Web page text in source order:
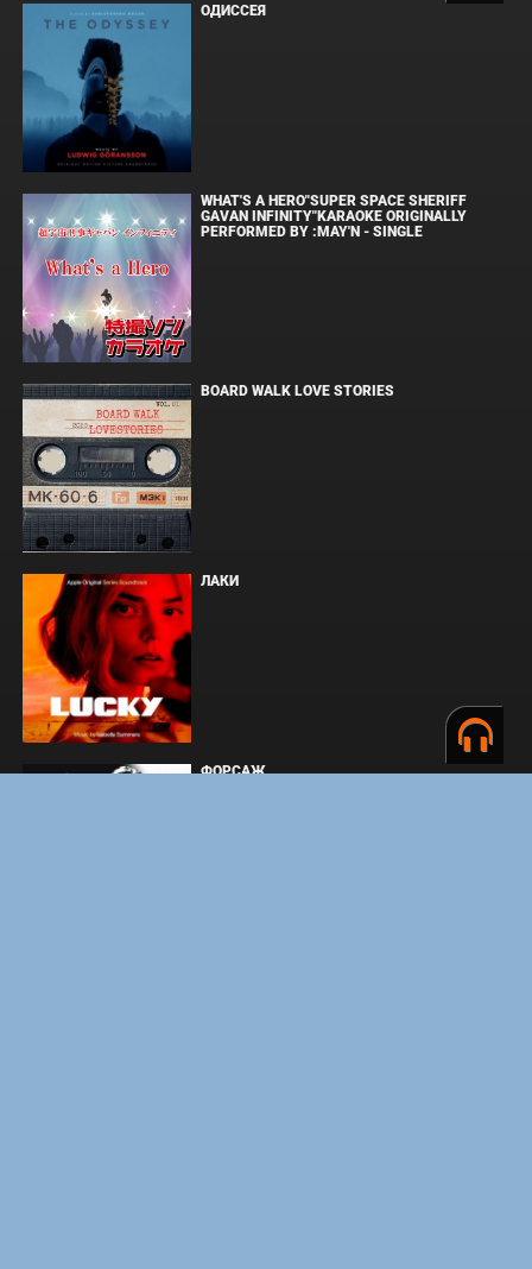
ОДИССЕЯ
WHAT'S A HERO"SUPER SPACE SHERIFF
GAVAN INFINITY"KARAOKE ORIGINALLY
PERFORMED BY :MAY'N - SINGLE
BOARD WALK LOVE STORIES
ЛАКИ
ФОРСАЖ